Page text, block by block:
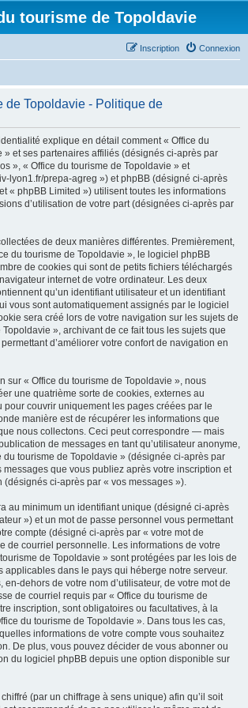
tourisme de Topoldavie
Connexion
Inscription
de Topoldavie - Politique de
explique en détail comment « Office du
» et ses partenaires affiliés (désignés ci-après par
», « Office du tourisme de Topoldavie » et
lyon1.fr/prepa-agreg ») et phpBB (désigné ci-après
« phpBB Limited ») utilisent toutes les informations
d’utilisation de votre part (désignées ci-après par
de deux manières différentes. Premièrement,
du tourisme de Topoldavie », le logiciel phpBB
de cookies qui sont de petits fichiers téléchargés
internet de votre ordinateur. Les deux
qu’un identifiant utilisateur et un identifiant
vous sont automatiquement assignés par le logiciel
sera créé lors de votre navigation sur les sujets de
», archivant de ce fait tous les sujets que
d’améliorer votre confort de navigation en
sur « Office du tourisme de Topoldavie », nous
une quatrième sorte de cookies, externes au
pour couvrir uniquement les pages créées par le
manière est de récupérer les informations que
nous collectons. Ceci peut correspondre — mais
de messages en tant qu’utilisateur anonyme,
du tourisme de Topoldavie » (désignée ci-après par
messages que vous publiez après votre inscription et
(désignés ci-après par « vos messages »).
au minimum un identifiant unique (désigné ci-après
») et un mot de passe personnel vous permettant
compte (désigné ci-après par « votre mot de
de courriel personnelle. Les informations de votre
de Topoldavie » sont protégées par les lois de
applicables dans le pays qui héberge notre serveur.
en-dehors de votre nom d’utilisateur, de votre mot de
de courriel requis par « Office du tourisme de
inscription, sont obligatoires ou facultatives, à la
du tourisme de Topoldavie ». Dans tous les cas,
informations de votre compte vous souhaitez
De plus, vous pouvez décider de vous abonner ou
du logiciel phpBB depuis une option disponible sur
(par un chiffrage à sens unique) afin qu’il soit